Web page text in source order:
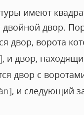
имеют
двор.
ворота
, и двор,
двор с
, и следующий